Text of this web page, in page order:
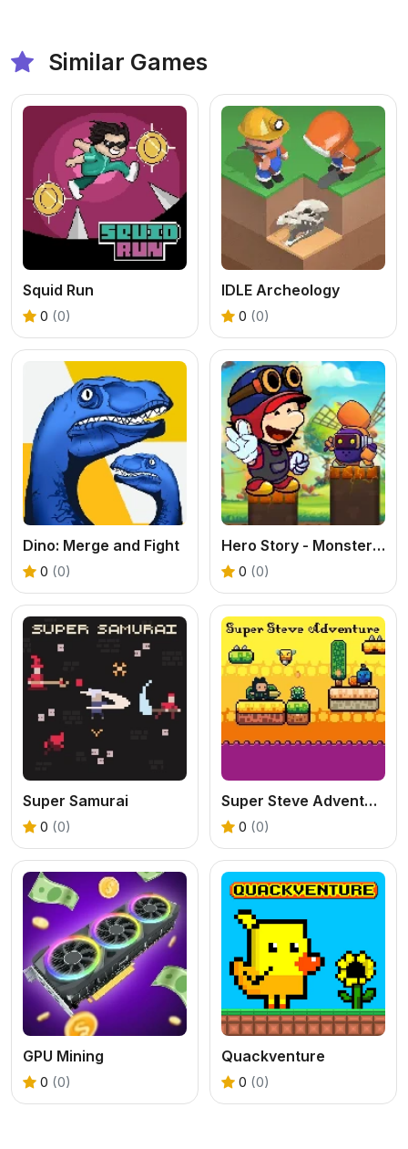
Similar Games
Squid Run
0 (0)
IDLE Archeology
0 (0)
Dino: Merge and Fight
0 (0)
Hero Story - Monsters Crossing
0 (0)
Super Samurai
0 (0)
Super Steve Adventure
0 (0)
GPU Mining
0 (0)
Quackventure
0 (0)